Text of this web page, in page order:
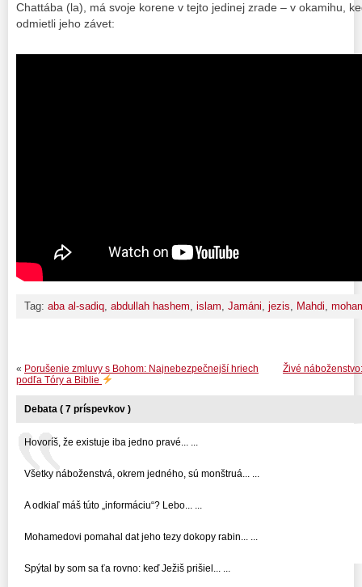
Chattába (la), má svoje korene v tejto jedinej zrade – v okamihu,
odmietli jeho závet:
Tag: aba al-sadiq abdullah hashem islam Jamáni jezis Mahdi
Živé
« Porušenie zmluvy s Bohom: Najnebezpečnejší hriech
podľa Tóry a Biblie
Debata ( 7 príspevkov )
Hovoríš, že existuje iba jedno pravé... ...
Všetky náboženstvá, okrem jedného, sú monštruá... ...
A odkiaľ máš túto „informáciu“? Lebo... ...
Mohamedovi pomahal dat jeho tezy dokopy rabin... ...
Spýtal by som sa ťa rovno: keď Ježiš prišiel... ...